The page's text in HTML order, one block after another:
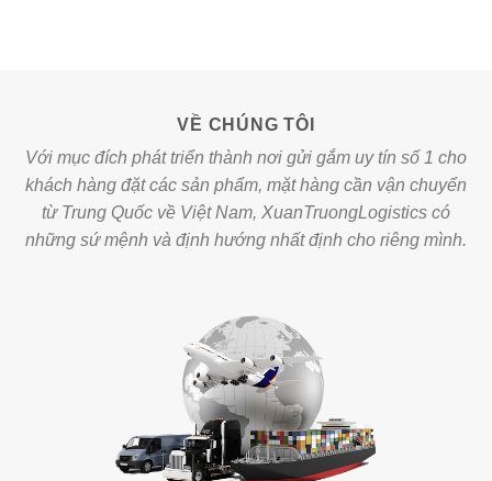
VỀ CHÚNG TÔI
Với mục đích phát triển thành nơi gửi gắm uy tín số 1 cho
khách hàng đặt các sản phẩm, mặt hàng cần vận chuyển
từ Trung Quốc về Việt Nam, XuanTruongLogistics có
những sứ mệnh và định hướng nhất định cho riêng mình.